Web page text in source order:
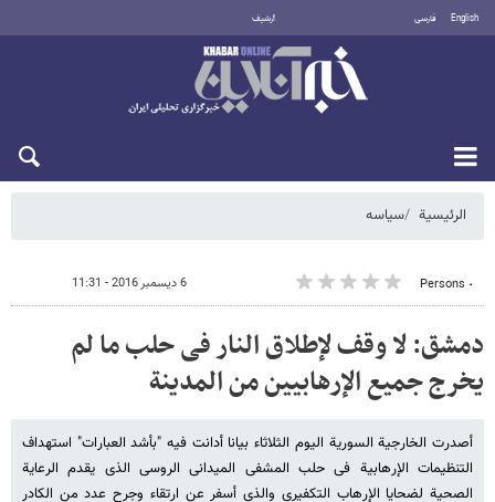
English فارسی أرشيف
الرئيسية سیاسه
٠ Persons 6 ديسمبر 2016 - 11:31
دمشق: لا وقف لإطلاق النار فی حلب ما لم
یخرج جمیع الإرهابیین من المدینة
أصدرت الخارجیة السوریة الیوم الثلاثاء بیانا أدانت فیه "بأشد العبارات" استهداف
التنظیمات الإرهابیة فی حلب المشفى المیدانی الروسی الذی یقدم الرعایة
الصحیة لضحایا الإرهاب التکفیری والذی أسفر عن ارتقاء وجرح عدد من الکادر